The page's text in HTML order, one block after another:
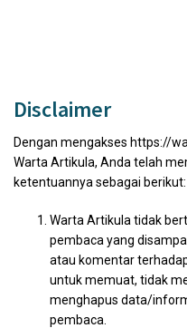
Disclaimer
Dengan mengakses https://
Warta Artikula, Anda telah
ketentuannya sebagai berikut:
Warta Artikula tidak
pembaca yang
atau komentar
untuk memuat, tidak
menghapus data/
pembaca.